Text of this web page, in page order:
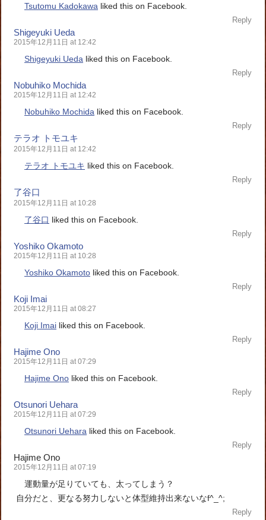
Tsutomu Kadokawa liked this on Facebook.
Reply
Shigeyuki Ueda
2015年12月11日 at 12:42
Shigeyuki Ueda liked this on Facebook.
Reply
Nobuhiko Mochida
2015年12月11日 at 12:42
Nobuhiko Mochida liked this on Facebook.
Reply
テラオ トモユキ
2015年12月11日 at 12:42
テラオ トモユキ liked this on Facebook.
Reply
了谷口
2015年12月11日 at 10:28
了谷口 liked this on Facebook.
Reply
Yoshiko Okamoto
2015年12月11日 at 10:28
Yoshiko Okamoto liked this on Facebook.
Reply
Koji Imai
2015年12月11日 at 08:27
Koji Imai liked this on Facebook.
Reply
Hajime Ono
2015年12月11日 at 07:29
Hajime Ono liked this on Facebook.
Reply
Otsunori Uehara
2015年12月11日 at 07:29
Otsunori Uehara liked this on Facebook.
Reply
Hajime Ono
2015年12月11日 at 07:19
運動量が足りていても、太ってしまう？
自分だと、更なる努力しないと体型維持出来ないなf^_^;
Reply